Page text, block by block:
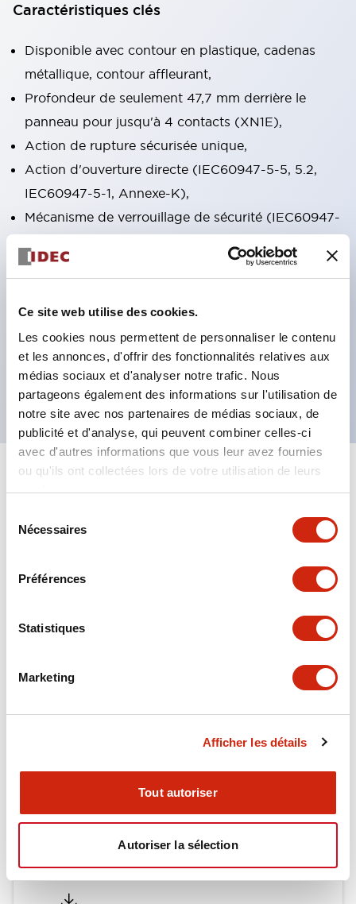
Ce site web utilise des cookies.
Les cookies nous permettent de personnaliser le contenu
et les annonces, d'offrir des fonctionnalités relatives aux
médias sociaux et d'analyser notre trafic. Nous
partageons également des informations sur l'utilisation de
notre site avec nos partenaires de médias sociaux, de
publicité et d'analyse, qui peuvent combiner celles-ci
avec d'autres informations que vous leur avez fournies
ou qu'ils ont collectées lors de votre utilisation de leurs
services.
Nécessaires
Préférences
Statistiques
Marketing
Afficher les détails
Tout autoriser
Autoriser la sélection
Caractéristiques clés
Disponible avec contour en plastique, cadenas
métallique, contour affleurant,
Profondeur de seulement 47,7 mm derrière le
panneau pour jusqu'à 4 contacts (XN1E),
Action de rupture sécurisée unique,
Action d'ouverture directe (IEC60947-5-5, 5.2,
IEC60947-5-1, Annexe-K),
Mécanisme de verrouillage de sécurité (IEC60947-
Appuyer pour verrouiller, tirer/tourner pour
et XN5E) appuyer pour verrouiller, tourner pour
réinitialiser (XN4E),
Conforme RoHS, conception sans plomb,
Approuvé UL NIDS, conforme cUL, TUV, CE
Spécifications
Catalogues Et Brochures Fiche Technique